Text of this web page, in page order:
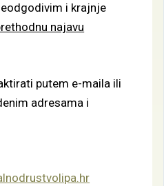
i krajnje
najavu
putem e-maila ili
adresama i